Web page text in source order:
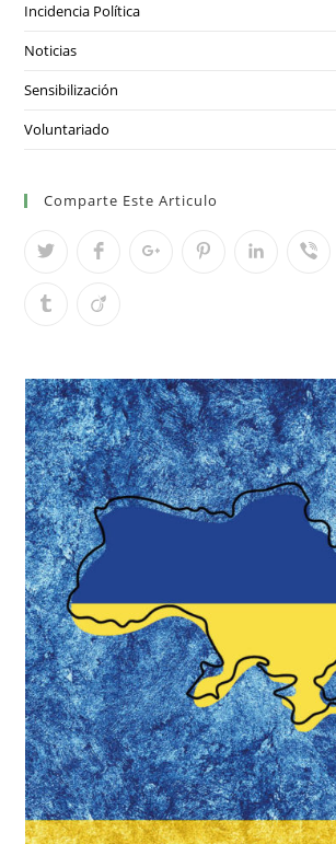
Incidencia Política
Noticias
Sensibilización
Voluntariado
Comparte Este Articulo